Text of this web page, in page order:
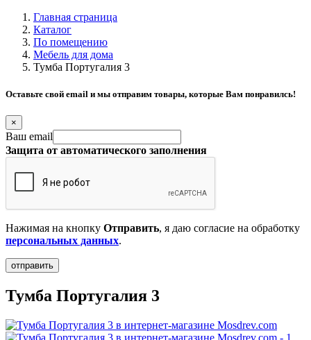
Главная страница
Каталог
По помещению
Мебель для дома
Тумба Португалия 3
Оставьте свой email и мы отправим товары, которые Вам понравилсь!
×
Ваш email
Защита от автоматического заполнения
Нажимая на кнопку Отправить, я даю согласие на обработку
персональных данных.
Тумба Португалия 3